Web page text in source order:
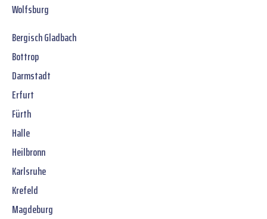
Wolfsburg
Bergisch Gladbach
Bottrop
Darmstadt
Erfurt
Fürth
Halle
Heilbronn
Karlsruhe
Krefeld
Magdeburg